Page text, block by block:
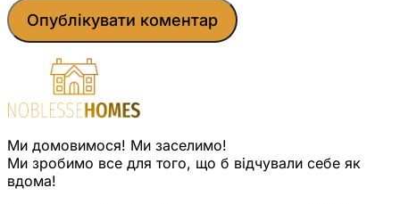
Ми домовимося! Ми заселимо!
Ми зробимо все для того, що б відчували себе як
вдома!